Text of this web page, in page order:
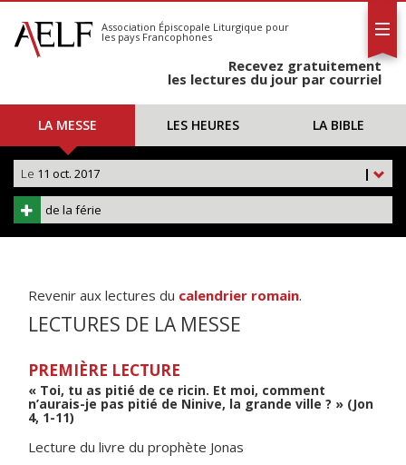
S'abonner
Calendrier
Association Épiscopale Liturgique pour
les pays Francophones
Recevez gratuitement
les lectures du jour par courriel
LA MESSE LES HEURES LA BIBLE
|
Le 11 oct. 2017
de la férie
Revenir aux lectures du calendrier romain.
LECTURES DE LA MESSE
PREMIÈRE LECTURE
« Toi, tu as pitié de ce ricin. Et moi, comment
n’aurais-je pas pitié de Ninive, la grande ville ? » (Jon
4, 1-11)
Lecture du livre du prophète Jonas